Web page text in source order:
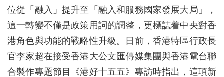
位從「融入」提升至「融入和服務國家發展大局」，
這一轉變不僅是政策用詞的調整，更標誌着中央對香
港角色與功能的戰略性升級。日前，香港特區行政長
官李家超在接受香港大公文匯傳媒集團與香港電台聯
合製作專題節目《港好十五五》專訪時指出，這項新